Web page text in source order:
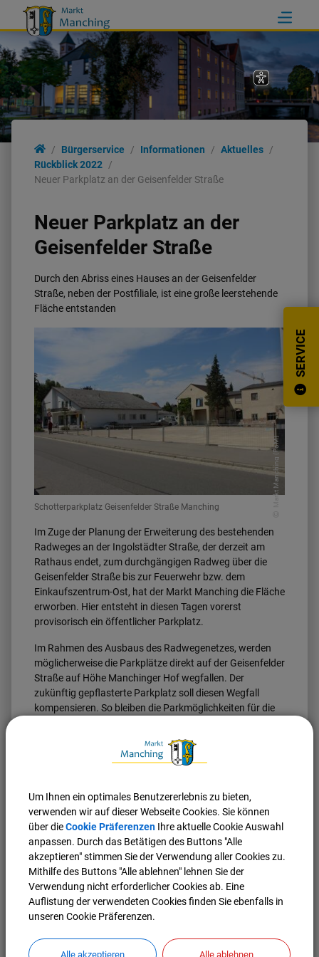
SERVICE
Bürgerservice Informationen
Aktuelles
Rückblick 2022
Neuer Parkplatz an der Geisenfelder Straße
Neuer Parkplatz an der
Geisenfelder Straße
Durch den Abriss eines Hauses an der Geisenfelder
Straße, neben der Postfiliale, ist eine große leerstehende
Fläche entstanden
Markt Manching (FoM)
Schotterparkplatz Geisenfelder Straße Manching
Im Zuge der Planung der Erweiterung des bestehenden
Radweges an der Ingolstädter Straße, der derzeit am
Rathaus endet, zum durchgängigen Radweg über die
Geisenfelder Straße bis zur Feuerwehr bzw. dem
Einkaufszentrum-Ost, hat der Markt Manching die Fläche
erworben. Hier entsteht in diesen Tagen vorerst
provisorisch ein öffentlicher Parkplatz.
Im Rahmen des Ausbaus des Radwegenetzes, werden
möglicherweise die Parkplätze direkt auf der Geisenfelder
Straße auf Höhe Manchinger Hof wegfallen. Der
zukünftig gepflasterte Parkplatz soll diesen Wegfall
kompensieren. So bleiben die Parkmöglichkeiten für die
Bis die Planungen des Radweges abgeschlossen sind
auf dem geschotterten Parkplatz Bäume gepflanzt und
Zaunelemente montiert, damit der Platz nicht kahl wirkt.
Ebenso hat Bürgermeister Herbert Nerb mit den
angrenzenden Eigentümern bereits Kontakt
aufgenommen und eine Verschönerung der Hausmauern
angeregt. Die Einfahrt soll über die Stichstraße an der
Post erfolgen. Ein Zugang für Fußgänger soll auch an der
Geisenfelder Straße entstehen. Weitere Informationen
und Pläne folgen.
Um Ihnen ein optimales Benutzererlebnis zu bieten,
verwenden wir auf dieser Webseite Cookies. Sie können
über dieCookie Präferenzen Ihre aktuelle Cookie Auswahl
anpassen. Durch das Betätigen des Buttons "Alle
akzeptieren" stimmen Sie der Verwendung aller Cookies zu.
Mithilfe des Buttons "Alle ablehnen" lehnen Sie der
Verwendung nicht erforderlicher Cookies ab. Eine
Auflistung der verwendeten Cookies finden Sie ebenfalls in
unseren Cookie Präferenzen.
Alle akzeptieren Alle ablehnen